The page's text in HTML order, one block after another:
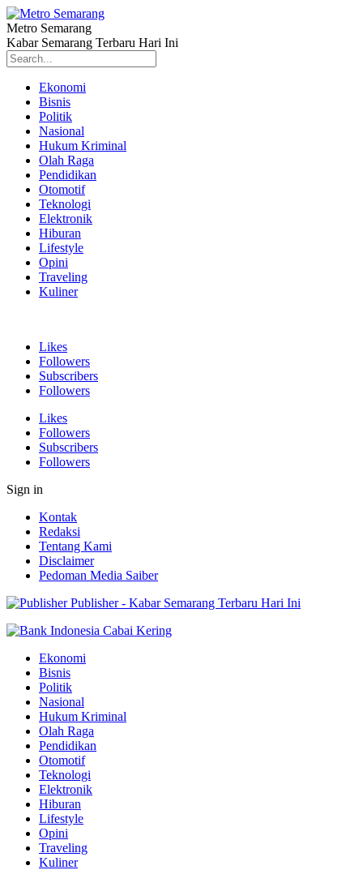
Metro Semarang
Kabar Semarang Terbaru Hari Ini
Ekonomi
Bisnis
Politik
Nasional
Hukum Kriminal
Olah Raga
Pendidikan
Otomotif
Teknologi
Elektronik
Hiburan
Lifestyle
Opini
Traveling
Kuliner
Likes
Followers
Subscribers
Followers
Likes
Followers
Subscribers
Followers
Sign in
Kontak
Redaksi
Tentang Kami
Disclaimer
Pedoman Media Saiber
Publisher - Kabar Semarang Terbaru Hari Ini
Ekonomi
Bisnis
Politik
Nasional
Hukum Kriminal
Olah Raga
Pendidikan
Otomotif
Teknologi
Elektronik
Hiburan
Lifestyle
Opini
Traveling
Kuliner